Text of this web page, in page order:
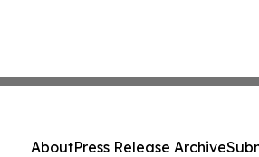
AboutPress Release Archive